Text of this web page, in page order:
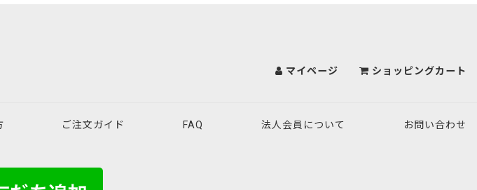
マイページ ショッピングカート
ご注文ガイド FAQ 法人会員について お問い合わせ